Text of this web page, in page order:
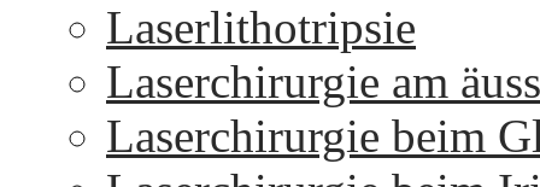
Laserlithotripsie
Laserchirurgie am
Laserchirurgie beim